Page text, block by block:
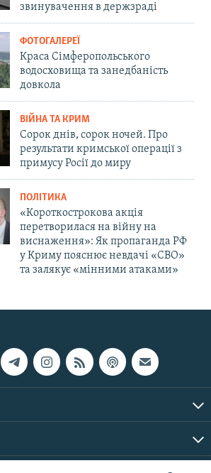
звинувачення в держзраді
ФОТОГАЛЕРЕЇ
Краса Сімферопольського
водосховища та занедбаність
довкола
ВІЙНА ТА КРИМ
Сорок днів, сорок ночей. Про
результати кримської операції з
примусу Росії до миру
ПОЛІТИКА
«Короткострокова акція
перетворилася на війну на
виснаження»: Як пропаганда РФ
у Криму пояснює невдачі «СВО»
та залякує «мінними атаками»